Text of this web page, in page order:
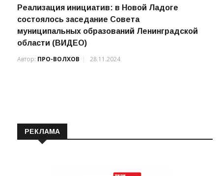
Реализация инициатив: в Новой Ладоге
состоялось заседание Совета
области (ВИДЕО)